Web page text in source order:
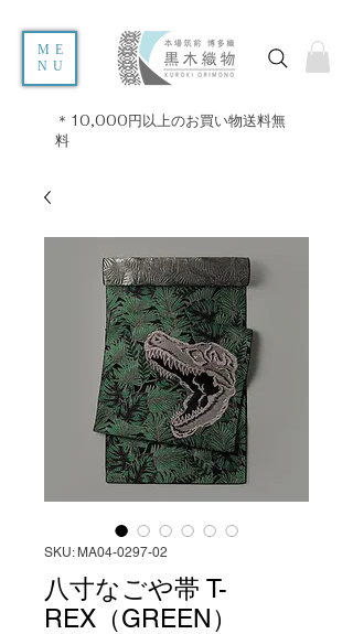
ME
NU
＊10,000円以上のお買い物送料無
料
SKU: MA04-0297-02
八寸なごや帯 T-
REX（GREEN）